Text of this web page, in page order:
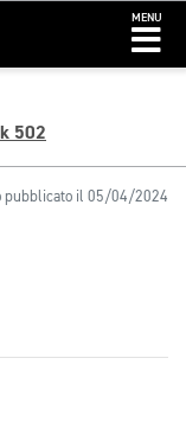
MENU
502
pubblicato il 05/04/2024